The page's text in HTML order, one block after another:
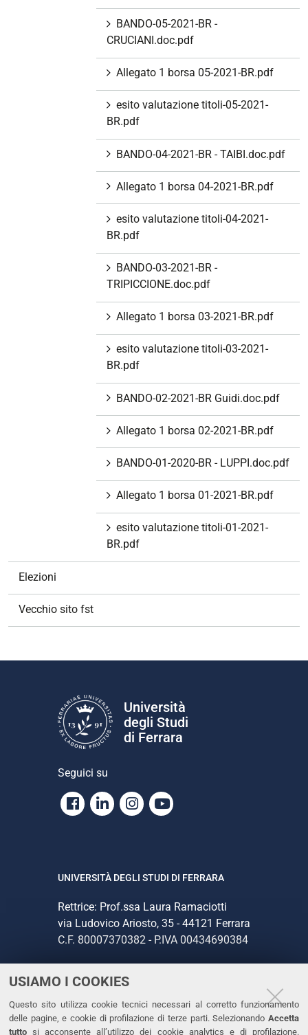
USIAMO I COOKIES
Questo sito utilizza cookie tecnici necessari al corretto funzionamento
delle pagine, e cookie di profilazione di terze parti. Selezionando Accetta
tutto si acconsente all’utilizzo dei cookie analytics e di profilazione.
BANDO-05-2021-BR -
CRUCIANI.doc.pdf
Allegato 1 borsa 05-2021-BR.pdf
esito valutazione titoli-05-2021-
BR.pdf
BANDO-04-2021-BR - TAIBI.doc.pdf
Allegato 1 borsa 04-2021-BR.pdf
esito valutazione titoli-04-2021-
BR.pdf
BANDO-03-2021-BR -
TRIPICCIONE.doc.pdf
Allegato 1 borsa 03-2021-BR.pdf
esito valutazione titoli-03-2021-
BR.pdf
BANDO-02-2021-BR Guidi.doc.pdf
Allegato 1 borsa 02-2021-BR.pdf
BANDO-01-2020-BR - LUPPI.doc.pdf
Allegato 1 borsa 01-2021-BR.pdf
esito valutazione titoli-01-2021-
BR.pdf
Elezioni
Vecchio sito fst
Università
degli Studi
di Ferrara
Seguici su
Facebook
LinkedinInstagram
Youtube
UNIVERSITÀ DEGLI STUDI DI FERRARA
Rettrice: Prof.ssa Laura Ramaciotti
via Ludovico Ariosto, 35 - 44121 Ferrara
C.F. 80007370382 - P.IVA 00434690384
CONTATTI
Tel. +39 0532 293111
Fax. +39 0532 293031